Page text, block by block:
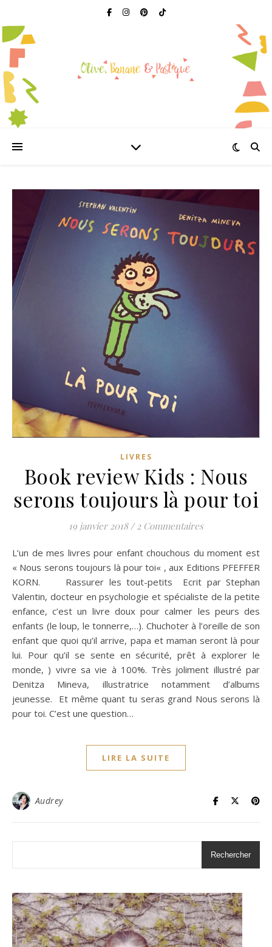
LIVRES
Book review Kids : Nous
serons toujours là pour toi
19 janvier 2018 / 2 Commentaires
L’un de mes livres pour enfant chouchous du moment est
« Nous serons toujours là pour toi« , aux Editions PFEFFER
KORN. Rassurer les tout-petits Ecrit par Stephan
Valentin, docteur en psychologie et spécialiste de la petite
enfance, c’est un livre doux pour calmer les peurs des
enfants (le loup, le tonnerre,…). Chuchoter à l’oreille de son
enfant que quoi qu’il arrive, papa et maman seront là pour
lui. Pour qu’il se sente en sécurité, prêt à explorer le
monde, ) vivre sa vie à 100%. Très joliment illustré par
Denitza Mineva, illustratrice notamment d’albums
jeunesse. Et même quant tu seras grand Nous serons là
pour toi. C’est une question…
LIRE LA SUITE
Audrey
Rechercher